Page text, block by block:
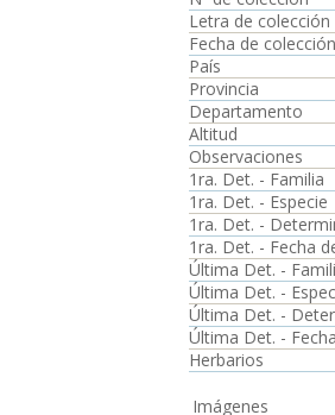
Letra de colección
Fecha de colección
País
Provincia
Departamento
Altitud
Observaciones
1ra. Det. - Familia
1ra. Det. - Especie
1ra. Det. -
1ra. Det. - Fecha
Última Det. -
Última Det. -
Última Det. -
Última Det. -
Herbarios
Imágenes